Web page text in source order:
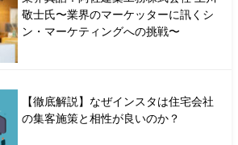
敬士氏〜業界のマーケッターに訊くシ
ン・マーケティングへの挑戦〜
【徹底解説】なぜインスタは住宅会社
の集客施策と相性が良いのか？